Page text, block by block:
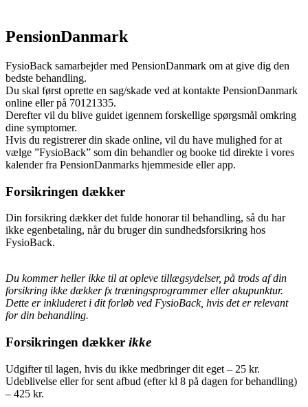
PensionDanmark
FysioBack samarbejder med PensionDanmark om at give dig den
bedste behandling.
Du skal først oprette en sag/skade ved at kontakte PensionDanmark
online eller på 70121335.
Derefter vil du blive guidet igennem forskellige spørgsmål omkring
dine symptomer.
Hvis du registrerer din skade online, vil du have mulighed for at
vælge ”FysioBack” som din behandler og booke tid direkte i vores
kalender fra PensionDanmarks hjemmeside eller app.
Forsikringen dækker
Din forsikring dækker det fulde honorar til behandling, så du har
ikke egenbetaling, når du bruger din sundhedsforsikring hos
FysioBack.
Du kommer heller ikke til at opleve tillægsydelser, på trods af din
forsikring ikke dækker fx træningsprogrammer eller akupunktur.
Dette er inkluderet i dit forløb ved FysioBack, hvis det er relevant
for din behandling.
Forsikringen dækker ikke
Udgifter til lagen, hvis du ikke medbringer dit eget – 25 kr.
Udeblivelse eller for sent afbud (efter kl 8 på dagen for behandling)
– 425 kr.